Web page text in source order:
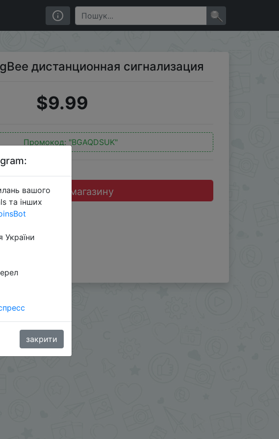
дистанционная сигнализация
$9.99
Промокод: "BGAQDSUK"
Перейти до магазину
вашого
та інших
України
закрити